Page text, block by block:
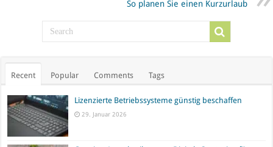
So planen Sie einen Kurzurlaub
Recent Popular Comments Tags
Lizenzierte Betriebssysteme günstig beschaffen
29. Januar 2026